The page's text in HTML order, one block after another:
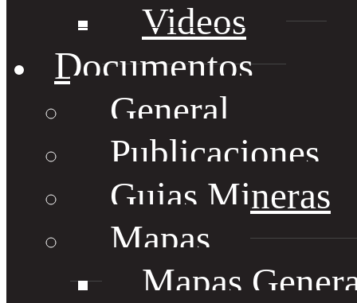
Videos
Documentos
General
Publicaciones
Guias Mineras
Mapas
Mapas